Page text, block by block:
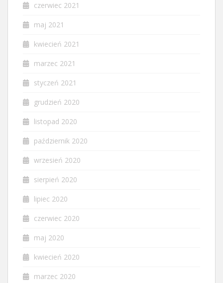
czerwiec 2021
maj 2021
kwiecień 2021
marzec 2021
styczeń 2021
grudzień 2020
listopad 2020
październik 2020
wrzesień 2020
sierpień 2020
lipiec 2020
czerwiec 2020
maj 2020
kwiecień 2020
marzec 2020